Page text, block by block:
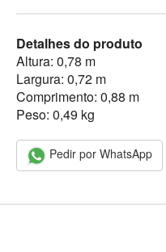
Detalhes do produto
Altura: 0,78 m
Largura: 0,72 m
Comprimento: 0,88 m
Peso: 0,49 kg
Pedir por WhatsApp